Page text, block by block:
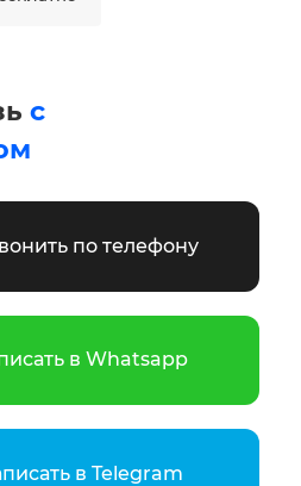
с
по телефону
в Whatsapp
в Telegram